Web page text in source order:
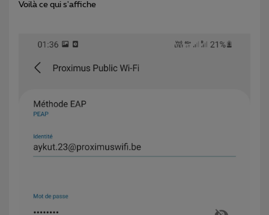
Voilà ce qui s'affiche